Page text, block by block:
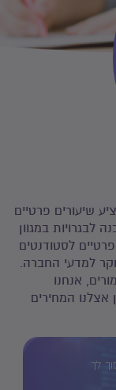
שיעורים פרטיים
לבגרויות במגוון
פרטיים לסטודנטים
למדעי החברה.
אנחנו
המחירים
לך